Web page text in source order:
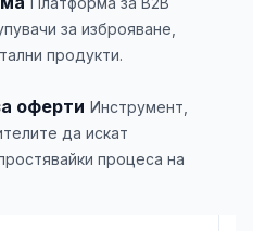
за изброяване,
продукти.
оферти Инструмент,
да искат
процеса на